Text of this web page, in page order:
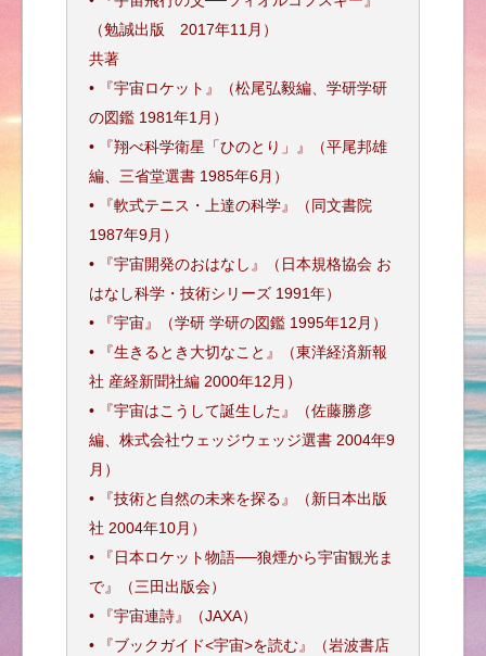
（勉誠出版 2017年11月）
共著
• 『宇宙ロケット』（松尾弘毅編、学研学研
の図鑑 1981年1月）
• 『翔べ科学衛星「ひのとり」』（平尾邦雄
編、三省堂選書 1985年6月）
• 『軟式テニス・上達の科学』（同文書院
1987年9月）
• 『宇宙開発のおはなし』（日本規格協会 お
はなし科学・技術シリーズ 1991年）
• 『宇宙』（学研 学研の図鑑 1995年12月）
• 『生きるとき大切なこと』（東洋経済新報
社 産経新聞社編 2000年12月）
• 『宇宙はこうして誕生した』（佐藤勝彦
編、株式会社ウェッジウェッジ選書 2004年9
月）
• 『技術と自然の未来を探る』（新日本出版
社 2004年10月）
• 『日本ロケット物語──狼煙から宇宙観光ま
で』（三田出版会）
• 『宇宙連詩』（JAXA）
• 『ブックガイド<宇宙>を読む』（岩波書店